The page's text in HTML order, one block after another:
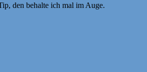
den behalte ich mal im Auge.